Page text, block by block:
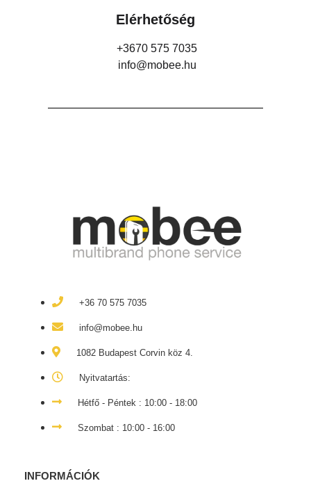
Elérhetőség
+3670 575 7035
info@mobee.hu
+36 70 575 7035
info@mobee.hu
1082 Budapest Corvin köz 4.
Nyitvatartás:
Hétfő - Péntek : 10:00 - 18:00
Szombat : 10:00 - 16:00
INFORMÁCIÓK